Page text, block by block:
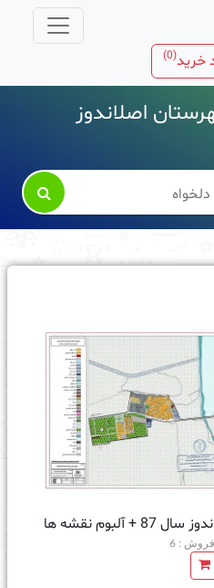
(
0
)
اصلاندوز

نقشه ها
فروش : 6